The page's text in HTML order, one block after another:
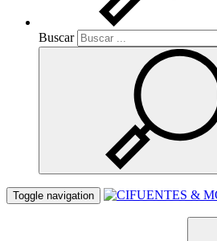
Buscar
Toggle navigation